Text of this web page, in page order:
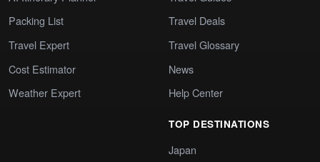
Packing List
Travel Expert
Cost Estimator
Weather Expert
Travel Deals
Travel Glossary
News
Help Center
TOP DESTINATIONS
Japan